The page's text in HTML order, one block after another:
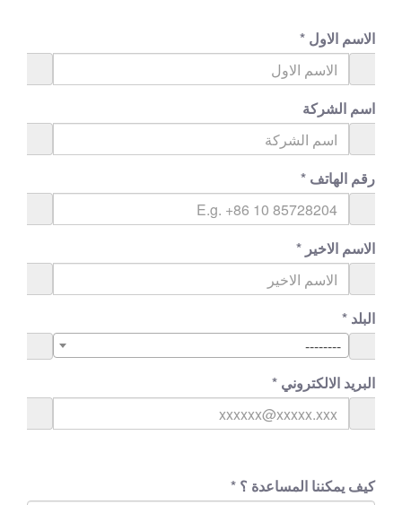
الاسم الاول *
اسم الشركة
رقم الهاتف *
الاسم الاخير *
البلد *
--------
البريد الالكتروني *
كيف يمكننا المساعدة ؟ *